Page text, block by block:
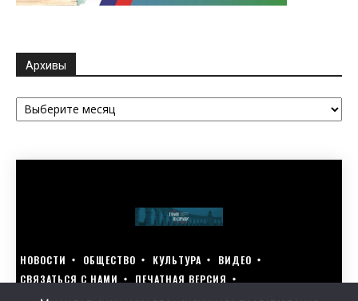
Архивы
Архивы
НОВОСТИ ОБЩЕСТВО КУЛЬТУРА
ВИДЕО
СВЯЗАТЬСЯ С НАМИ
ПЕЧАТНАЯ ВЕРСИЯ